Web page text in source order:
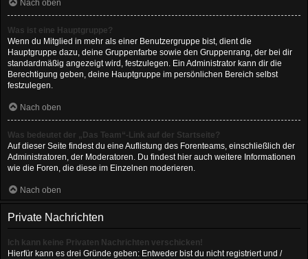
Nach oben
Was ist eine Hauptgruppe?
Wenn du Mitglied in mehr als einer Benutzergruppe bist, dient die
Hauptgruppe dazu, deine Gruppenfarbe sowie den Gruppenrang, der bei dir
standardmäßig angezeigt wird, festzulegen. Ein Administrator kann dir die
Berechtigung geben, deine Hauptgruppe im persönlichen Bereich selbst
festzulegen.
Nach oben
Was bedeutet der „Das Team“-Link auf der Startseite?
Auf dieser Seite findest du eine Auflistung des Forenteams, einschließlich der
Administratoren, der Moderatoren. Du findest hier auch weitere Informationen
wie die Foren, die diese im Einzelnen moderieren.
Nach oben
Private Nachrichten
Ich kann keine Privaten Nachrichten verschicken!
Hierfür kann es drei Gründe geben: Entweder bist du nicht registriert und /